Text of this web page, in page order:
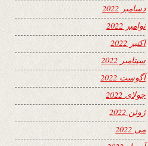
دسامبر 2022
نوامبر 2022
اکتبر 2022
سپتامبر 2022
آگوست 2022
جولای 2022
ژوئن 2022
می 2022